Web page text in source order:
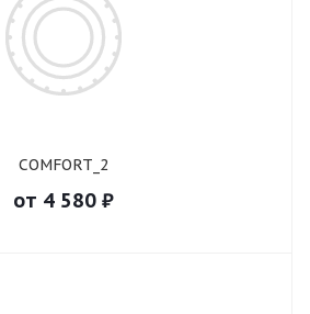
COMFORT_2
от 4 580 ₽